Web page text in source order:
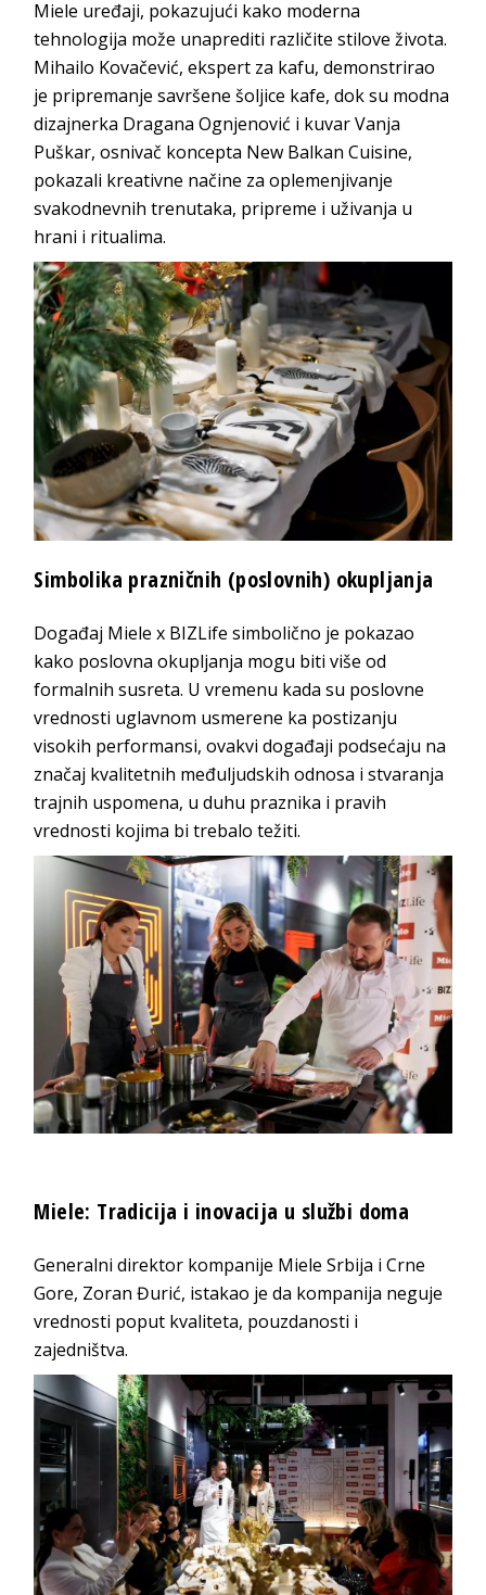
Miele uređaji, pokazujući kako moderna
tehnologija može unaprediti različite stilove života.
Mihailo Kovačević, ekspert za kafu, demonstrirao
je pripremanje savršene šoljice kafe, dok su modna
dizajnerka Dragana Ognjenović i kuvar Vanja
Puškar, osnivač koncepta New Balkan Cuisine,
pokazali kreativne načine za oplemenjivanje
svakodnevnih trenutaka, pripreme i uživanja u
hrani i ritualima.
Simbolika prazničnih (poslovnih) okupljanja
Događaj Miele x BIZLife simbolično je pokazao
kako poslovna okupljanja mogu biti više od
formalnih susreta. U vremenu kada su poslovne
vrednosti uglavnom usmerene ka postizanju
visokih performansi, ovakvi događaji podsećaju na
značaj kvalitetnih međuljudskih odnosa i stvaranja
trajnih uspomena, u duhu praznika i pravih
vrednosti kojima bi trebalo težiti.
Miele: Tradicija i inovacija u službi doma
Generalni direktor kompanije Miele Srbija i Crne
Gore, Zoran Đurić, istakao je da kompanija neguje
vrednosti poput kvaliteta, pouzdanosti i
zajedništva.